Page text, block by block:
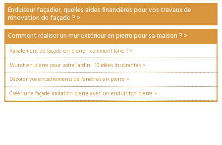
Enduiseur façadier, quelles aides financières pour vos travaux de
rénovation de façade ? >
Comment réaliser un mur extérieur en pierre pour sa maison ? >
Ravalement de façade en pierre : comment faire ? >
Muret en pierre pour votre jardin : 10 idées inspirantes >
Décorer vos encadrements de fenêtres en pierre >
Créer une façade imitation pierre avec un enduit ton pierre >